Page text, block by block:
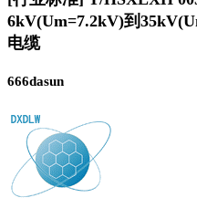
6kV(Um=7.2kV)到
电缆
666dasun